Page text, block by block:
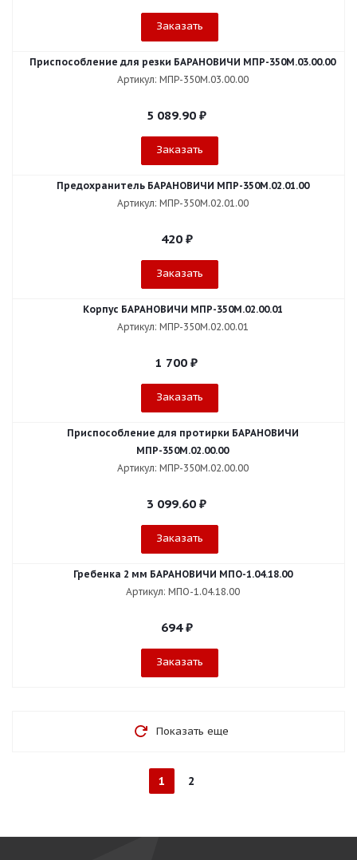
Заказать
Приспособление для резки БАРАНОВИЧИ МПР-350М.03.00.00
Артикул: МПР-350М.03.00.00
5 089.90 ₽
Заказать
Предохранитель БАРАНОВИЧИ МПР-350М.02.01.00
Артикул: МПР-350М.02.01.00
420₽
Заказать
Корпус БАРАНОВИЧИ МПР-350М.02.00.01
Артикул: МПР-350М.02.00.01
1 700 ₽
Заказать
Приспособление для протирки БАРАНОВИЧИ
МПР-350М.02.00.00
Артикул: МПР-350М.02.00.00
3 099.60 ₽
Заказать
Гребенка 2 мм БАРАНОВИЧИ МПО-1.04.18.00
Артикул: МПО-1.04.18.00
694₽
Заказать
Показать еще
1 2